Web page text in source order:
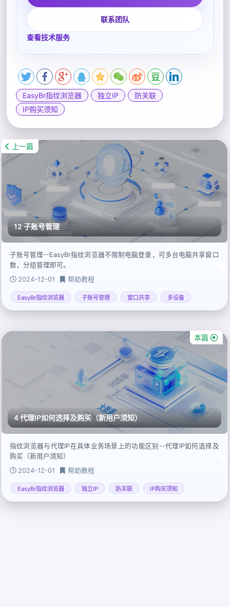
联系团队
查看技术服务
EasyBr指纹浏览器 独立IP
防关联
IP购买须知
上一篇
12 子账号管理
子账号管理--EasyBr指纹浏览器不限制电脑登录，可多台电脑共享窗口
数，分组管理即可。
2024-12-01
帮助教程
EasyBr指纹浏览器 子账号管理 窗口共享 多设备
本篇
4 代理IP如何选择及购买（新用户须知）
指纹浏览器与代理IP在具体业务场景上的功能区别--代理IP如何选择及
购买（新用户须知）
2024-12-01
帮助教程
EasyBr指纹浏览器 独立IP 防关联 IP购买须知